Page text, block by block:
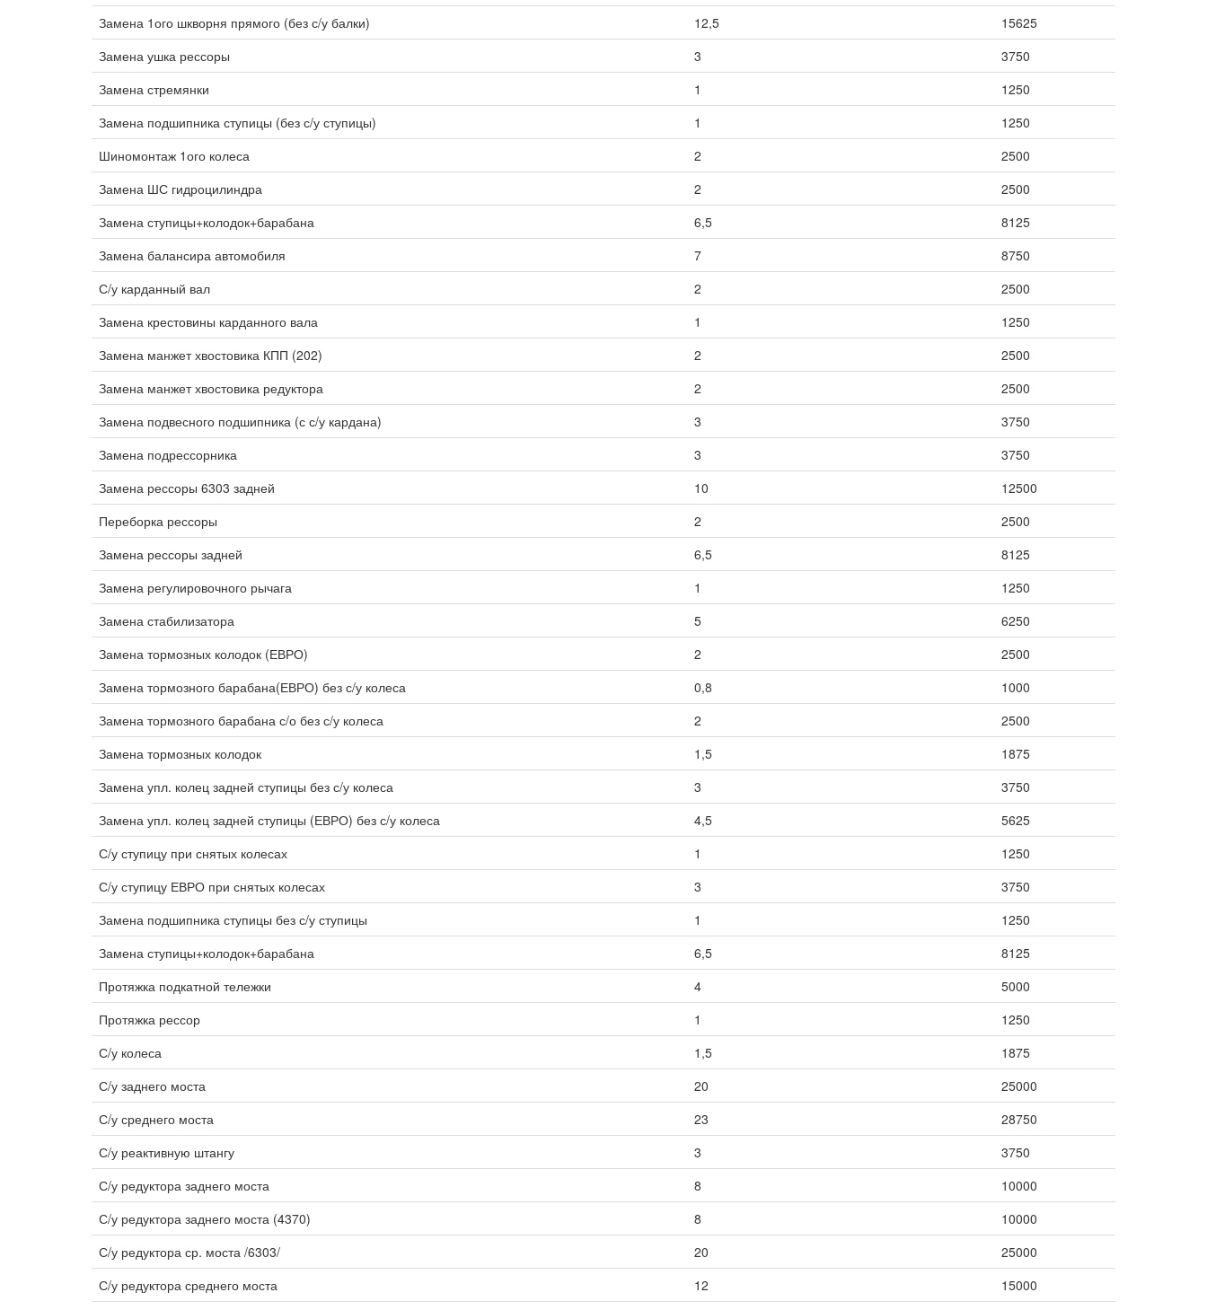
Замена 1ого шкворня прямого (без с/у балки)
12,5
15625
Замена ушка рессоры
3
3750
Замена стремянки
1
1250
Замена подшипника ступицы (без с/у ступицы)
1
1250
Шиномонтаж 1ого колеса
2
2500
Замена ШС гидроцилиндра
2
2500
Замена ступицы+колодок+барабана
6,5
8125
Замена балансира автомобиля
7
8750
С/у карданный вал
2
2500
Замена крестовины карданного вала
1
1250
Замена манжет хвостовика КПП (202)
2
2500
Замена манжет хвостовика редуктора
2
2500
Замена подвесного подшипника (с с/у кардана)
3
3750
Замена подрессорника
3
3750
Замена рессоры 6303 задней
10
12500
Переборка рессоры
2
2500
Замена рессоры задней
6,5
8125
Замена регулировочного рычага
1
1250
Замена стабилизатора
5
6250
Замена тормозных колодок (ЕВРО)
2
2500
Замена тормозного барабана(ЕВРО) без с/у колеса
0,8
1000
Замена тормозного барабана с/о без с/у колеса
2
2500
Замена тормозных колодок
1,5
1875
Замена упл. колец задней ступицы без с/у колеса
3
3750
Замена упл. колец задней ступицы (ЕВРО) без с/у колеса
4,5
5625
С/у ступицу при снятых колесах
1
1250
С/у ступицу ЕВРО при снятых колесах
3
3750
Замена подшипника ступицы без с/у ступицы
1
1250
Замена ступицы+колодок+барабана
6,5
8125
Протяжка подкатной тележки
4
5000
Протяжка рессор
1
1250
С/у колеса
1,5
1875
С/у заднего моста
20
25000
С/у среднего моста
23
28750
С/у реактивную штангу
3
3750
С/у редуктора заднего моста
8
10000
С/у редуктора заднего моста (4370)
8
10000
С/у редуктора ср. моста /6303/
20
25000
С/у редуктора среднего моста
12
15000